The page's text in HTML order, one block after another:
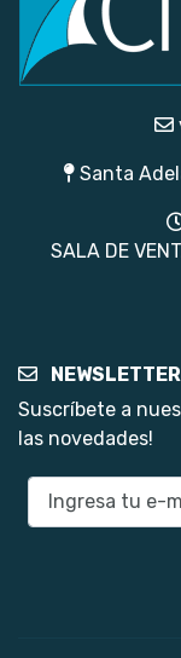
Santa
SALA DE
NEWSLETTER
Suscríbete a
las novedades!
E-mail